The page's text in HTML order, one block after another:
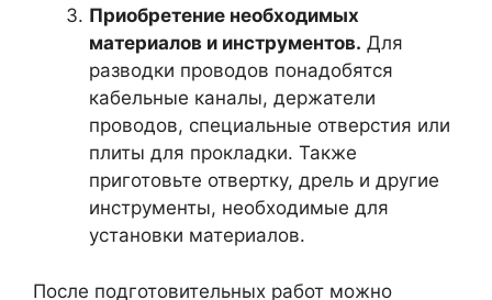
Приобретение необходимых
материалов и инструментов. Для
разводки проводов понадобятся
кабельные каналы, держатели
проводов, специальные отверстия или
плиты для прокладки. Также
приготовьте отвертку, дрель и другие
инструменты, необходимые для
установки материалов.
После подготовительных работ можно